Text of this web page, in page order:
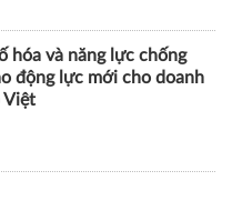
hóa và năng lực chống
động lực mới cho doanh
Việt